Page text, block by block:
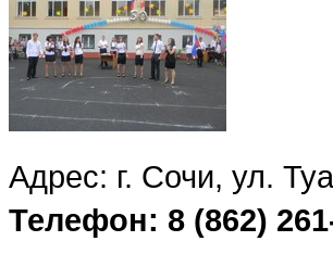
Адрес: г. Сочи, ул.
Телефон: 8 (862)